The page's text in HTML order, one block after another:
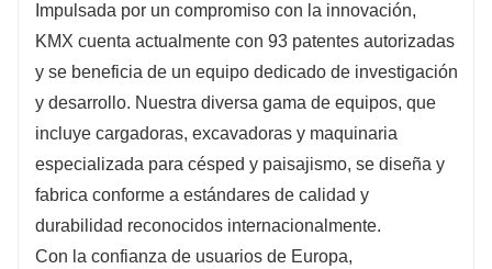
Impulsada por un compromiso con la innovación,
KMX cuenta actualmente con 93 patentes autorizadas
y se beneficia de un equipo dedicado de investigación
y desarrollo. Nuestra diversa gama de equipos, que
incluye cargadoras, excavadoras y maquinaria
especializada para césped y paisajismo, se diseña y
fabrica conforme a estándares de calidad y
durabilidad reconocidos internacionalmente.
Con la confianza de usuarios de Europa,